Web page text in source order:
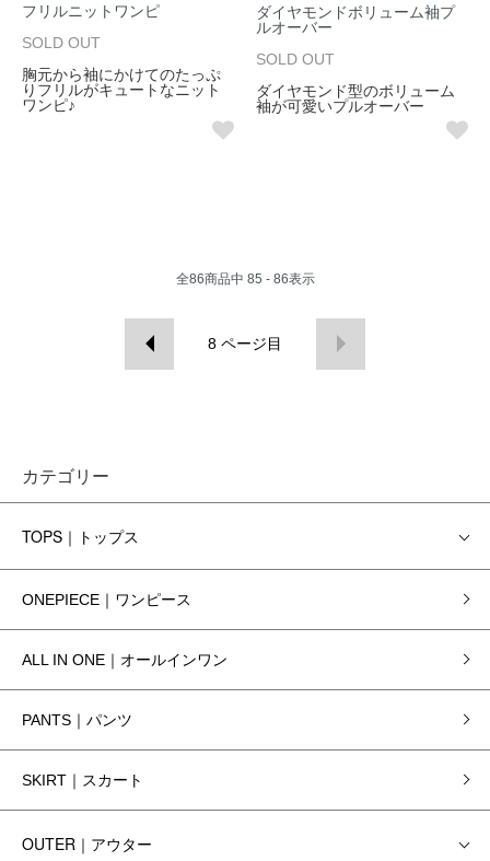
フリルニットワンピ
SOLD OUT
胸元から袖にかけてのたっぷ
りフリルがキュートなニット
ワンピ♪
ダイヤモンドボリューム袖プ
ルオーバー
SOLD OUT
ダイヤモンド型のボリューム
袖が可愛いプルオーバー
全86商品中 85 - 86表示
8 ページ目
カテゴリー
TOPS｜トップス
ONEPIECE｜ワンピース
ALL IN ONE｜オールインワン
PANTS｜パンツ
SKIRT｜スカート
OUTER｜アウター